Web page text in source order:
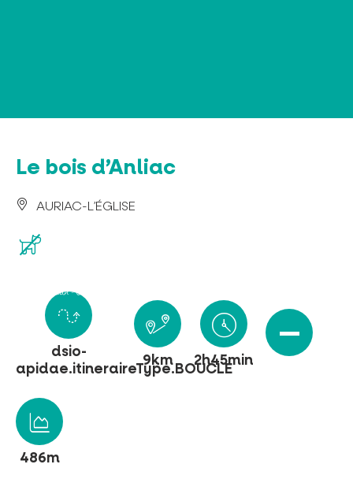
Le bois d’Anliac
AURIAC-L’ÉGLISE
dsio-
apidae.itineraireType.BOUCLE
9km 2h45min
486m